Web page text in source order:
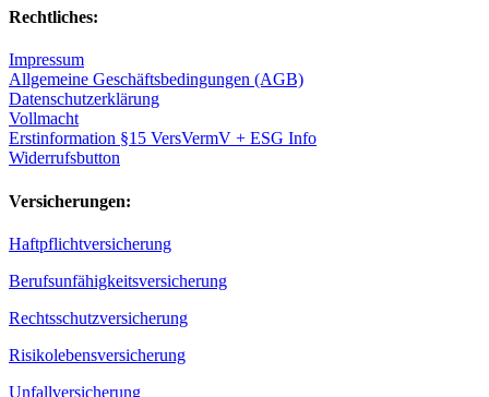
Rechtliches:
Impressum
Allgemeine Geschäftsbedingungen (AGB)
Datenschutzerklärung
Vollmacht
Erstinformation §15 VersVermV + ESG Info
Widerrufsbutton
Versicherungen:
Haftpflichtversicherung
Berufsunfähigkeitsversicherung
Rechtsschutzversicherung
Risikolebensversicherung
Unfallversicherung